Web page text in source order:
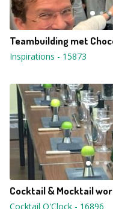
Teambuilding met
Inspirations - 15873
Cocktail & Mocktail
Cocktail O'Clock - 16896